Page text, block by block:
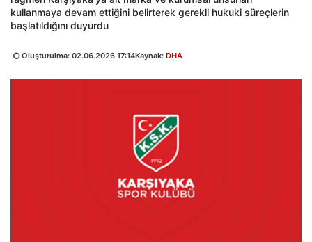
kullanmaya devam ettiğini belirterek gerekli hukuki süreçlerin
başlatıldığını duyurdu
Oluşturulma: 02.06.2026 17:14Kaynak: DHA